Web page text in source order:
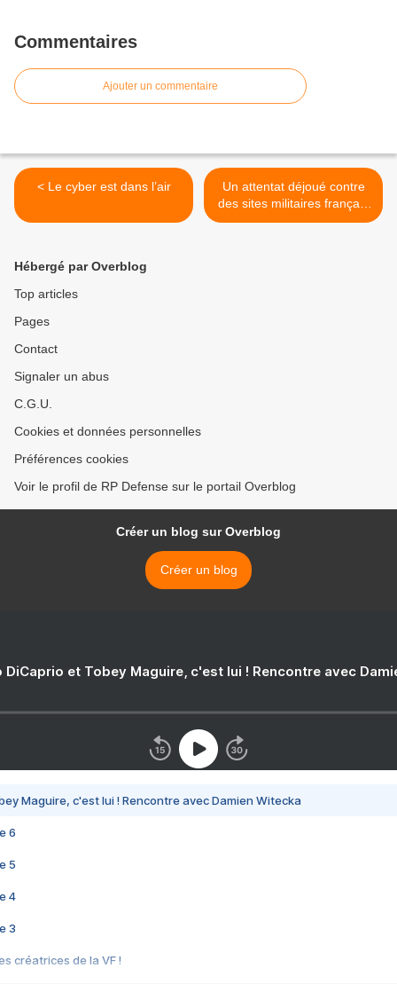
Commentaires
Ajouter un commentaire
< Le cyber est dans l’air
Un attentat déjoué contre
des sites militaires français
>
Hébergé par Overblog
Top articles
Pages
Contact
Signaler un abus
C.G.U.
Cookies et données personnelles
Préférences cookies
Voir le profil de RP Defense sur le portail Overblog
Créer un blog sur Overblog
Créer un blog
DiCaprio et Tobey Maguire, c'est lui ! Rencontre avec
Maguire, c'est lui ! Rencontre avec Damien Witecka
6
5
4
3
créatrices de la VF !